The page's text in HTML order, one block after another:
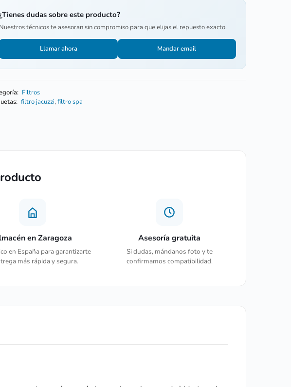
dudas sobre este producto?
Nuestros técnicos te asesoran sin compromiso para que elijas el repuesto exacto.
Llamar ahora Mandar email
Filtros
filtro jacuzzi,filtro spa
en Zaragoza
en España para garantizarte
más rápida y segura.
Asesoría gratuita
Si dudas, mándanos foto y te
confirmamos compatibilidad.